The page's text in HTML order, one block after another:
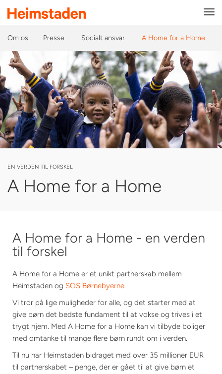
Om os
Presse Socialt ansvar A Home for a Home
EN VERDEN TIL FORSKEL
A Home for a Home
A Home for a Home - en verden
til forskel
A Home for a Home er et unikt partnerskab mellem
Heimstaden og SOS Børnebyerne.
Vi tror på lige muligheder for alle, og det starter med at
give børn det bedste fundament til at vokse og trives i et
trygt hjem. Med A Home for a Home kan vi tilbyde boliger
med omtanke til mange flere børn rundt om i verden.
Til nu har Heimstaden bidraget med over 35 millioner EUR
til partnerskabet – penge, der er gået til at give børn et